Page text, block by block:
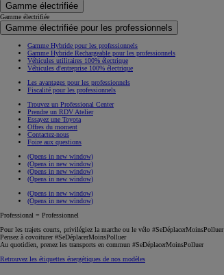
PROACE MAX BENNES ET PLATEAUX RIDELLES
Gamme électrifiée
Gamme électrifiée
Gamme électrifiée pour les professionnels
Gamme Hybride pour les professionnels
Gamme Hybride Rechargeable pour les professionnels
Véhicules utilitaires 100% électrique
Véhicules d'entreprise 100% électrique
Les avantages pour les professionnels
Fiscalité pour les professionnels
Trouvez un Professional Center
Prendre un RDV Atelier
Essayez une Toyota
Offres du moment
Contactez-nous
Foire aux questions
(Opens in new window)
(Opens in new window)
(Opens in new window)
(Opens in new window)
(Opens in new window)
(Opens in new window)
Professional = Professionnel
Pour les trajets courts, privilégiez la marche ou le vélo #SeDéplacerMoinsPolluer
Pensez à covoiturer #SeDéplacerMoinsPolluer
Au quotidien, prenez les transports en commun #SeDéplacerMoinsPolluer
Retrouvez les étiquettes énergétiques de nos modèles